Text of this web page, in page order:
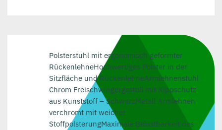
Polsterstuhl mit ergonomisch geformter
RückenlehneHochwertiges Polster in der
Sitzfläche und RückenlehneArmlehnenstuhl
Chrom Freischwingergestell mit Kippschutz
aus Kunststoff – SchwarzMetall Armlehnen
verchromt mit weicher
StoffpolsterungMaximale Belastbarkeit des